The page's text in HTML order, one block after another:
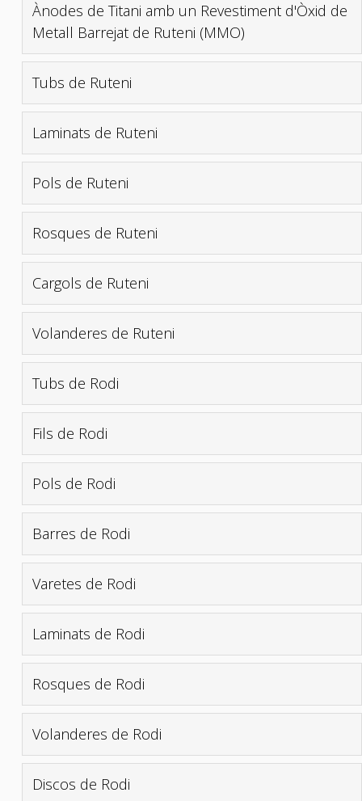
Ànodes de Titani amb un Revestiment d'Òxid de
Metall Barrejat de Ruteni (MMO)
Tubs de Ruteni
Laminats de Ruteni
Pols de Ruteni
Rosques de Ruteni
Cargols de Ruteni
Volanderes de Ruteni
Tubs de Rodi
Fils de Rodi
Pols de Rodi
Barres de Rodi
Varetes de Rodi
Laminats de Rodi
Rosques de Rodi
Volanderes de Rodi
Discos de Rodi